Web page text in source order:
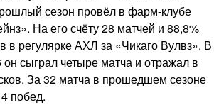
сезон провёл в фарм-клубе
На его счёту 28 матчей и 88,8%
в регулярке АХЛ за «Чикаго Вулвз». В
сыграл четыре матча и отражал в
За 32 матча в прошедшем сезоне
побед.